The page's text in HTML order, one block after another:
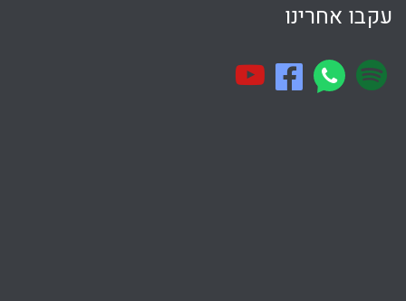
עקבו אחרינו